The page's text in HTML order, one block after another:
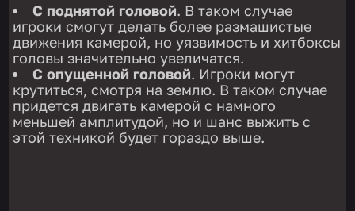
С поднятой головой. В таком случае
игроки смогут делать более размашистые
движения камерой, но уязвимость и хитбоксы
головы значительно увеличатся.
С опущенной головой. Игроки могут
крутиться, смотря на землю. В таком случае
придется двигать камерой с намного
меньшей амплитудой, но и шанс выжить с
этой техникой будет гораздо выше.